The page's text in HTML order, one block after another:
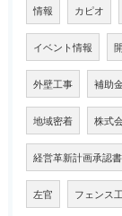
情報 カピオ
イベント情報
外壁工事 補助
地域密着 株式
経営革新計画承認書
左官 フェンス